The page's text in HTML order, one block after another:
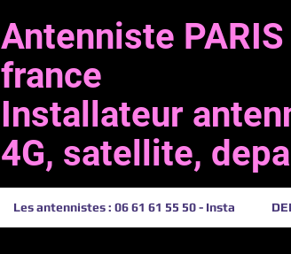
Antenniste
france
Installateur
4G, satellite,
Les antennistes : 06 61 61 55 50 - Insta